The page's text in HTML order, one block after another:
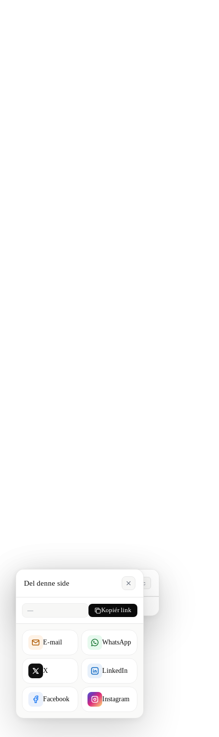
Esc
Skriv for at søge. Tryk Esc for at lukke.
Del denne side
— Kopiér link
E-mail WhatsApp
X LinkedIn
Facebook Instagram